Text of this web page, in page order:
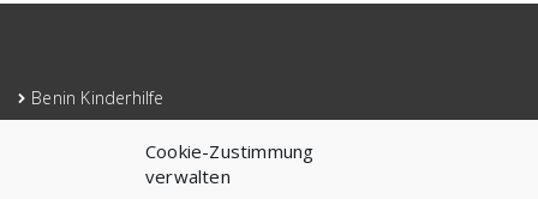
Cookie-Zustimmung
verwalten
Benin Kinderhilfe